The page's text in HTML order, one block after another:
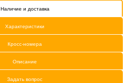
Наличие и доставка
Характеристики
Кросс-номера
Описание
Задать вопрос